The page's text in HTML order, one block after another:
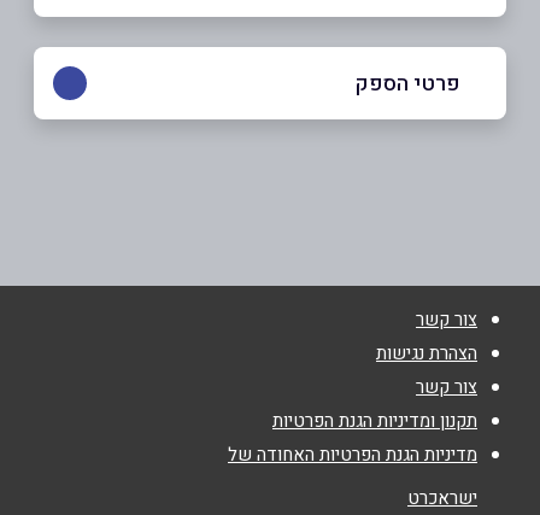
פרטי הספק
טלפון*
אימייל*
צור קשר
הצהרת נגישות
צור קשר
תקנון ומדיניות הגנת הפרטיות
מדיניות הגנת הפרטיות האחודה של
ישראכרט